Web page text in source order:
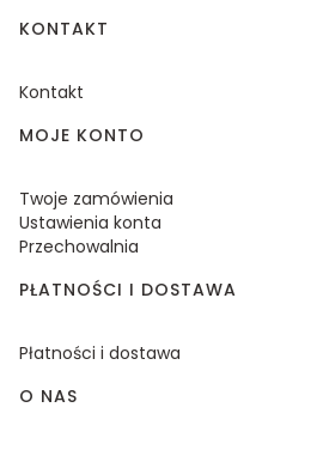
KONTAKT
Kontakt
MOJE KONTO
Twoje zamówienia
Ustawienia konta
Przechowalnia
PŁATNOŚCI I DOSTAWA
Płatności i dostawa
O NAS